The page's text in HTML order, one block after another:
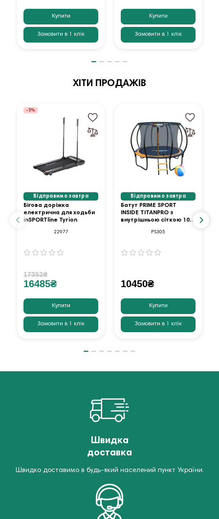
Купити
Замовити в 1 клік
Купити
Замовити в 1 клік
ХІТИ ПРОДАЖІВ
-5%
Відправимо завтра
Бігова доріжка
електрична для ходьби
inSPORTline Tyrion
22977
17352₴
16485₴
Купити
Замовити в 1 клік
Відправимо завтра
Батут PRIME SPORT
INSIDE TITANPRO з
внутрішньою сіткою 10
PS305
10450₴
Купити
Замовити в 1 клік
Швидка
доставка
Швидко доставимо в будь-який населений пункт України.